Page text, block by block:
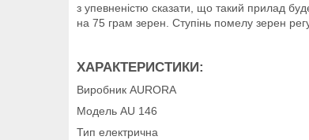
з упевненістю сказати, що такий прилад
на 75 грам зерен. Ступінь помелу зерен
ХАРАКТЕРИСТИКИ:
Виробник AURORA
Модель AU 146
Тип електрична